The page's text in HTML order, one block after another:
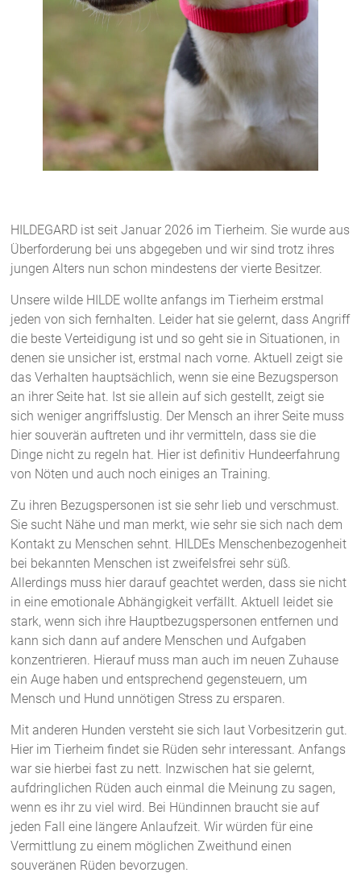
HILDEGARD ist seit Januar 2026 im Tierheim. Sie wurde aus
Überforderung bei uns abgegeben und wir sind trotz ihres
jungen Alters nun schon mindestens der vierte Besitzer.
Unsere wilde HILDE wollte anfangs im Tierheim erstmal
jeden von sich fernhalten. Leider hat sie gelernt, dass Angriff
die beste Verteidigung ist und so geht sie in Situationen, in
denen sie unsicher ist, erstmal nach vorne. Aktuell zeigt sie
das Verhalten hauptsächlich, wenn sie eine Bezugsperson
an ihrer Seite hat. Ist sie allein auf sich gestellt, zeigt sie
sich weniger angriffslustig. Der Mensch an ihrer Seite muss
hier souverän auftreten und ihr vermitteln, dass sie die
Dinge nicht zu regeln hat. Hier ist definitiv Hundeerfahrung
von Nöten und auch noch einiges an Training.
Zu ihren Bezugspersonen ist sie sehr lieb und verschmust.
Sie sucht Nähe und man merkt, wie sehr sie sich nach dem
Kontakt zu Menschen sehnt. HILDEs Menschenbezogenheit
bei bekannten Menschen ist zweifelsfrei sehr süß.
Allerdings muss hier darauf geachtet werden, dass sie nicht
in eine emotionale Abhängigkeit verfällt. Aktuell leidet sie
stark, wenn sich ihre Hauptbezugspersonen entfernen und
kann sich dann auf andere Menschen und Aufgaben
konzentrieren. Hierauf muss man auch im neuen Zuhause
ein Auge haben und entsprechend gegensteuern, um
Mensch und Hund unnötigen Stress zu ersparen.
Mit anderen Hunden versteht sie sich laut Vorbesitzerin gut.
Hier im Tierheim findet sie Rüden sehr interessant. Anfangs
war sie hierbei fast zu nett. Inzwischen hat sie gelernt,
aufdringlichen Rüden auch einmal die Meinung zu sagen,
wenn es ihr zu viel wird. Bei Hündinnen braucht sie auf
jeden Fall eine längere Anlaufzeit. Wir würden für eine
Vermittlung zu einem möglichen Zweithund einen
souveränen Rüden bevorzugen.